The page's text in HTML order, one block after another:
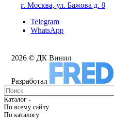
г. Москва, ул. Бажова д. 8
Telegram
WhatsApp
2026 © ДК Винил
Разработал
Каталог
По всему сайту
По каталогу